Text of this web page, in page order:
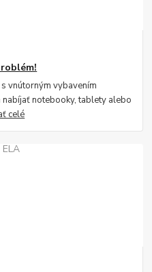
vnútorným vybavením
notebooky, tablety alebo
celé